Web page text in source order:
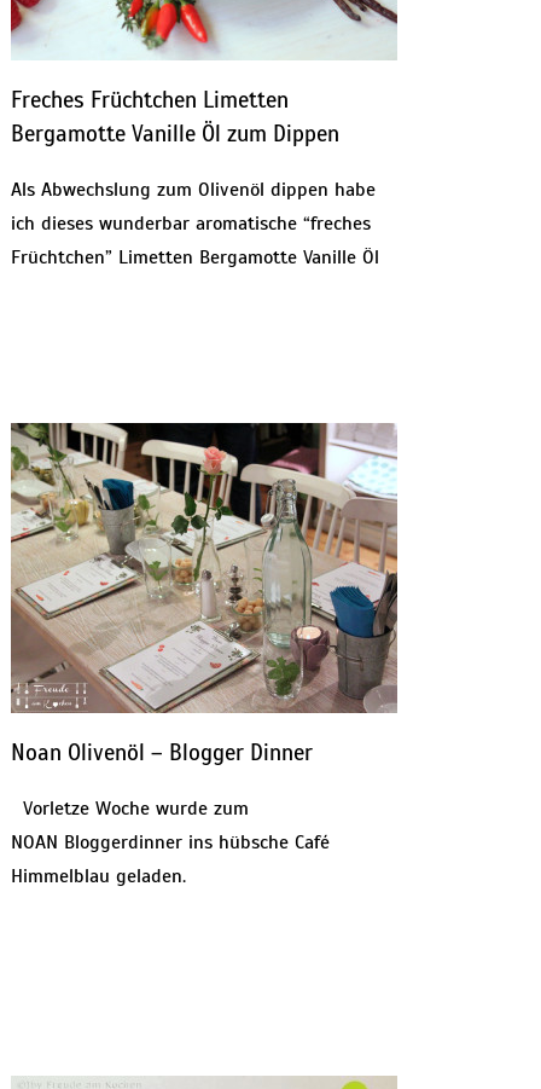
Freches Früchtchen Limetten
Bergamotte Vanille Öl zum Dippen
Als Abwechslung zum Olivenöl dippen habe
ich dieses wunderbar aromatische “freches
Früchtchen” Limetten Bergamotte Vanille Öl
Noan Olivenöl – Blogger Dinner
Vorletze Woche wurde zum
NOAN Bloggerdinner ins hübsche Café
Himmelblau geladen.